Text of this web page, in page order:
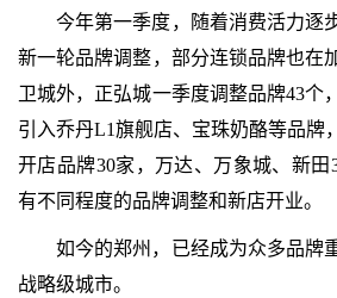
今年第一季度，随着消费活力逐
新一轮品牌调整，部分连锁品牌也在
卫城外，正弘城一季度调整品牌43个
引入乔丹L1旗舰店、宝珠奶酪等品牌
开店品牌30家，万达、万象城、新田
有不同程度的品牌调整和新店开业。
如今的郑州，已经成为众多品牌
战略级城市。